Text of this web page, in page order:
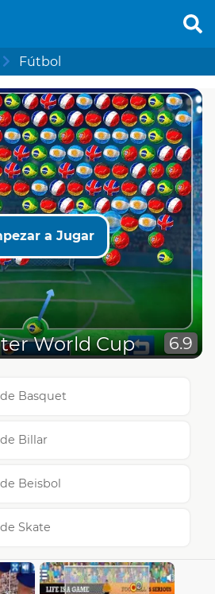
Fútbol
a Jugar
World Cup 6.9
Basquet
Billar
Beisbol
Skate